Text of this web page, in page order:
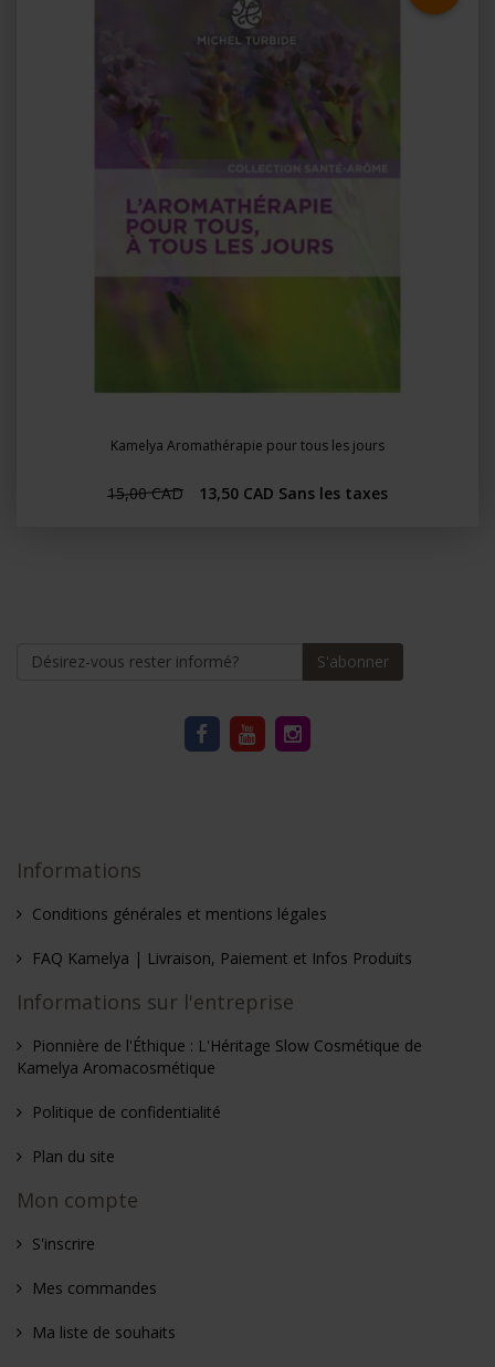
Kamelya Aromathérapie pour tous les jours
15,00 CAD 13,50 CAD Sans les taxes
S'abonner
Informations
Conditions générales et mentions légales
FAQ Kamelya | Livraison, Paiement et Infos Produits
Informations sur l'entreprise
Pionnière de l'Éthique : L'Héritage Slow Cosmétique de
Kamelya Aromacosmétique
Politique de confidentialité
Plan du site
Mon compte
S'inscrire
Mes commandes
Ma liste de souhaits